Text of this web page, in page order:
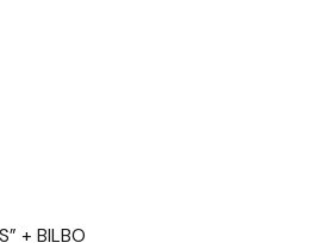
+ BILBO